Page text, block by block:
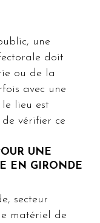
une
doit
ou de la
avec une
le lieu est
vérifier ce
UNE
EN GIRONDE
secteur
matériel de